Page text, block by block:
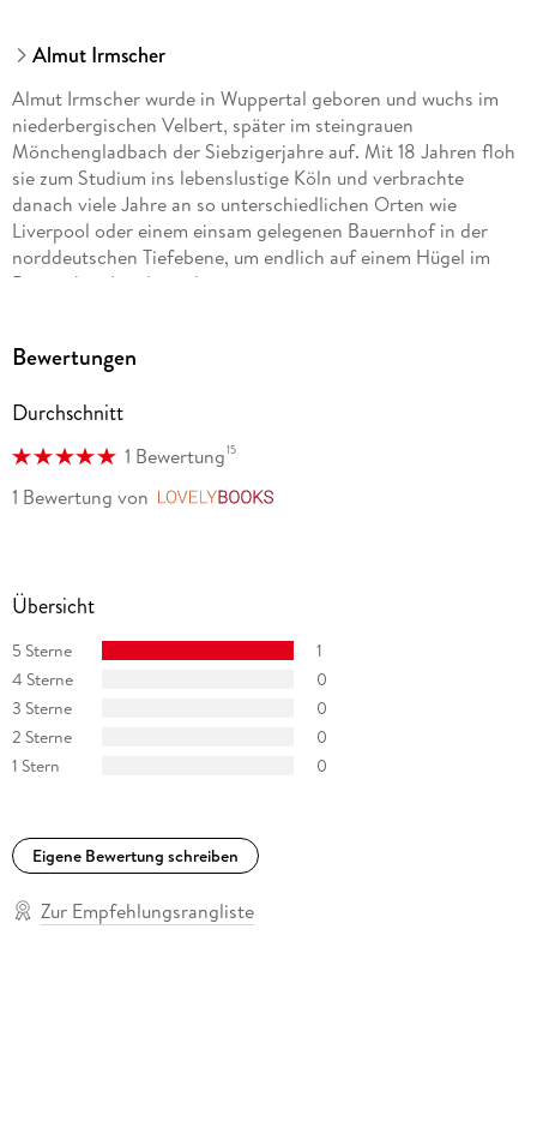
Almut Irmscher
Almut Irmscher wurde in Wuppertal geboren und wuchs im
niederbergischen Velbert, später im steingrauen
Mönchengladbach der Siebzigerjahre auf. Mit 18 Jahren floh
sie zum Studium ins lebenslustige Köln und verbrachte
danach viele Jahre an so unterschiedlichen Orten wie
Liverpool oder einem einsam gelegenen Bauernhof in der
norddeutschen Tiefebene, um endlich auf einem Hügel im
Bergischen Land anzukommen.
hat drei Kinder und leitet seit mehr als 20 Jahren eine kleine
Schreiben, außerdem ist sie passionierte Fotografin und
Köchin. Das inspirierte sie dazu, alles miteinander zu
verbinden und die Vielfalt der bereisten Länder, Regionen
und Städte mit lebendigen Geschichten, Fotos und Rezepten
Bewertungen
Durchschnitt
1 Bewertung15
1 Bewertung von
Übersicht
5 Sterne
1
4 Sterne
0
3 Sterne
0
2 Sterne
0
1 Stern
0
Eigene Bewertung schreiben
Zur Empfehlungsrangliste